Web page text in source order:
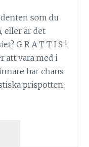
som du
eller är det
G R A T T I S !
att vara med i
har chans
prispotten: